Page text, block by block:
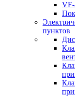
VF-
пунктов